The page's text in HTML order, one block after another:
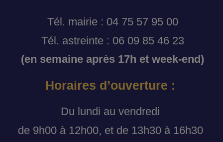
Tél. mairie : 04 75 57 95 00
Tél. astreinte : 06 09 85 46 23
(en semaine après 17h et week-end)
Horaires d’ouverture :
Du lundi au vendredi
de 9h00 à 12h00, et de 13h30 à 16h30